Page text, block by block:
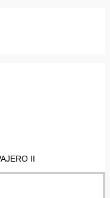
II